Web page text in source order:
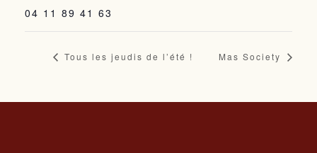
04 11 89 41 63
Tous les jeudis de l’été ! Mas Society